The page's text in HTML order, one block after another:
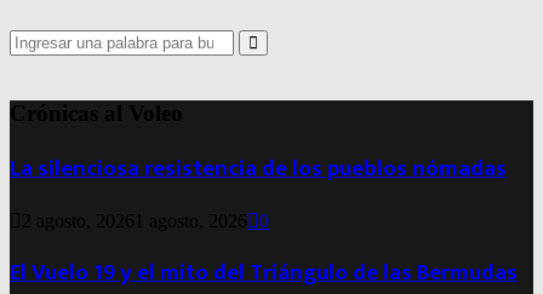
Search
for:
Search
Crónicas al Voleo
La silenciosa resistencia de los pueblos nómadas
2 agosto, 2026 1 agosto, 2026 0
El Vuelo 19 y el mito del Triángulo de las Bermudas